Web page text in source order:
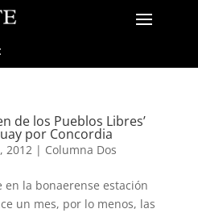
de los Pueblos Libres’
por Concordia
2012 | Columna Dos
la bonaerense estación
un mes, por lo menos, las